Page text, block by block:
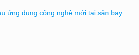
ứng dụng công nghệ mới tại sân bay